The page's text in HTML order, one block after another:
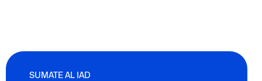
SUMATE AL IAD